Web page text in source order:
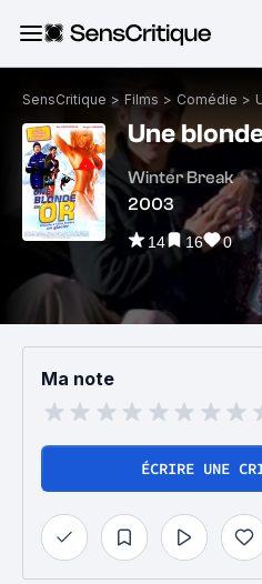
SensCritique > Films > Comédie >
Une
Winter Break
2003
14 16 0
Ma note
ÉCRIRE UNE